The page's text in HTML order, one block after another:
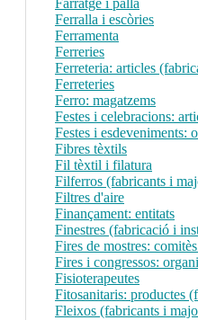
Farratge i palla
Ferralla i escòries
Ferramenta
Ferreries
Ferreteria: articles
Ferreteries
Ferro: magatzems
Festes i celebracions:
Festes i esdeveniments:
Fibres tèxtils
Fil tèxtil i filatura
Filferros (fabricants i
Filtres d'aire
Finançament: entitats
Finestres (fabricació i
Fires de mostres:
Fires i congressos:
Fisioterapeutes
Fitosanitaris: productes
Fleixos (fabricants i